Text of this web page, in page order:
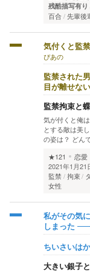
残酷描写有り
百合 先輩後
気付くと監
ぴあの
監禁された
目が離せない
監禁拘束と
気が付くと俺
とする敵は美
の姿は？ どん
★121
恋愛
2021年1月21
監禁 拘束
女性
私がその気
しまった
ちいさいは
大きい銀子